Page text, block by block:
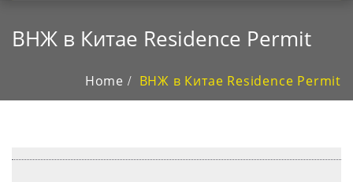
ВНЖ в Китае Residence Permit
Home ВНЖ в Китае Residence Permit